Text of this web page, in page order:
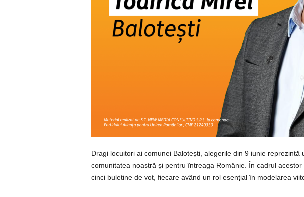
Dragi locuitori ai comunei Balotești, alegerile din 9 iunie reprezintă
comunitatea noastră și pentru întreaga Românie. În cadrul
cinci buletine de vot, fiecare având un rol esențial în modelarea